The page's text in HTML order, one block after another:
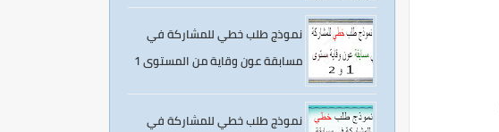
نموذج طلب خطي للمشاركة في
مسابقة عون وقاية من المستوى 1
نموذج طلب خطي للمشاركة في